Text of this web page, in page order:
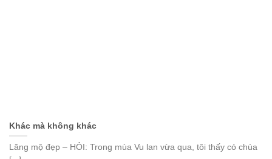
Khác mà không khác
Lăng mộ đẹp – HỎI: Trong mùa Vu lan vừa qua, tôi thấy có chùa